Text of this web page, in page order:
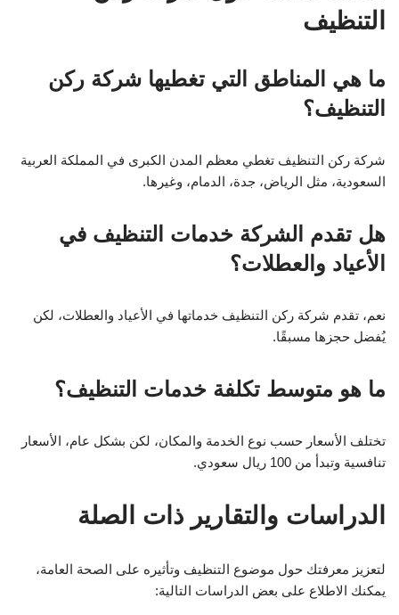
التنظيف
ما هي المناطق التي تغطيها شركة ركن
التنظيف؟
شركة ركن التنظيف تغطي معظم المدن الكبرى في المملكة العربية
السعودية، مثل الرياض، جدة، الدمام، وغيرها.
هل تقدم الشركة خدمات التنظيف في
الأعياد والعطلات؟
نعم، تقدم شركة ركن التنظيف خدماتها في الأعياد والعطلات، لكن
يُفضل حجزها مسبقًا.
ما هو متوسط تكلفة خدمات التنظيف؟
تختلف الأسعار حسب نوع الخدمة والمكان، لكن بشكل عام، الأسعار
تنافسية وتبدأ من 100 ريال سعودي.
الدراسات والتقارير ذات الصلة
لتعزيز معرفتك حول موضوع التنظيف وتأثيره على الصحة العامة،
يمكنك الاطلاع على بعض الدراسات التالية: